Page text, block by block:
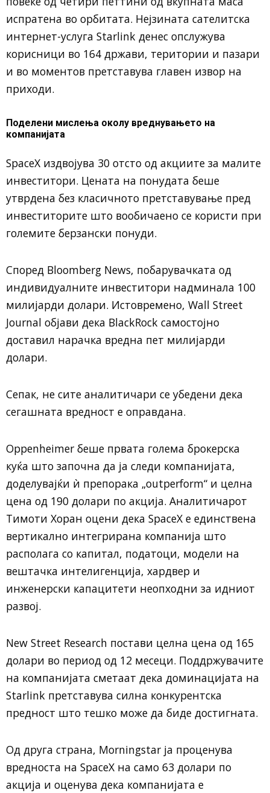
испратена во орбитата. Нејзината сателитска
интернет-услуга Starlink денес опслужува
корисници во 164 држави, територии и пазари
и во моментов претставува главен извор на
приходи.
Поделени мислења околу вреднувањето на
компанијата
SpaceX издвојува 30 отсто од акциите за малите
инвеститори. Цената на понудата беше
утврдена без класичното претставување пред
инвеститорите што вообичаено се користи при
големите берзански понуди.
Според Bloomberg News, побарувачката од
индивидуалните инвеститори надминала 100
милијарди долари. Истовремено, Wall Street
Journal објави дека BlackRock самостојно
доставил нарачка вредна пет милијарди
долари.
Сепак, не сите аналитичари се убедени дека
сегашната вредност е оправдана.
Oppenheimer беше првата голема брокерска
куќа што започна да ја следи компанијата,
доделувајќи ѝ препорака „outperform“ и целна
цена од 190 долари по акција. Аналитичарот
Тимоти Хоран оцени дека SpaceX е единствена
вертикално интегрирана компанија што
располага со капитал, податоци, модели на
вештачка интелигенција, хардвер и
инженерски капацитети неопходни за идниот
развој.
New Street Research постави целна цена од 165
долари во период од 12 месеци. Поддржувачите
на компанијата сметаат дека доминацијата на
Starlink претставува силна конкурентска
предност што тешко може да биде достигната.
Од друга страна, Morningstar ја проценува
вредноста на SpaceX на само 63 долари по
акција и оценува дека компанијата е